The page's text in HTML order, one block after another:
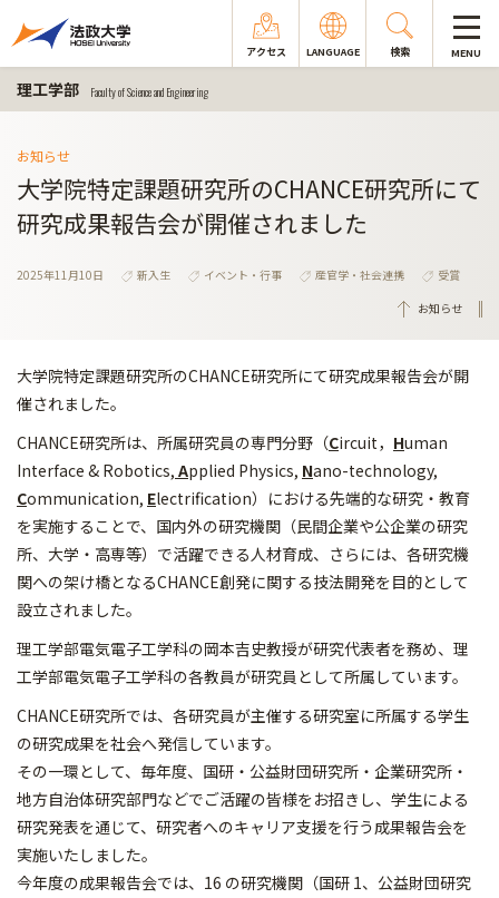
アクセス LANGUAGE 検索 MENU
理工学部 Faculty of Science and Engineering
お知らせ
大学院特定課題研究所のCHANCE研究所にて
研究成果報告会が開催されました
2025年11月10日 新入生 イベント・行事 産官学・社会連携
受賞
お知らせ
大学院特定課題研究所のCHANCE研究所にて研究成果報告会が開
催されました。
CHANCE研究所は、所属研究員の専門分野（Circuit， Human
Interface & Robotics, Applied Physics, Nano-technology,
Communication, Electrification）における先端的な研究・教育
を実施することで、国内外の研究機関（民間企業や公企業の研究
所、大学・高専等）で活躍できる人材育成、さらには、各研究機
関への架け橋となるCHANCE創発に関する技法開発を目的として
設立されました。
理工学部電気電子工学科の岡本吉史教授が研究代表者を務め、理
工学部電気電子工学科の各教員が研究員として所属しています。
CHANCE研究所では、各研究員が主催する研究室に所属する学生
の研究成果を社会へ発信しています。
その一環として、毎年度、国研・公益財団研究所・企業研究所・
地方自治体研究部門などでご活躍の皆様をお招きし、学生による
研究発表を通じて、研究者へのキャリア支援を行う成果報告会を
実施いたしました。
今年度の成果報告会では、16 の研究機関（国研 1、公益財団研究